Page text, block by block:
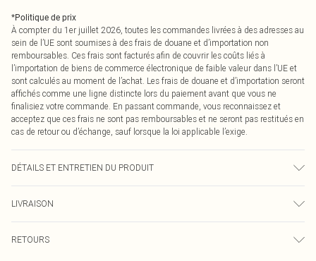
*Politique de prix
À compter du 1er juillet 2026, toutes les commandes livrées à des adresses au
sein de l’UE sont soumises à des frais de douane et d’importation non
remboursables. Ces frais sont facturés afin de couvrir les coûts liés à
l’importation de biens de commerce électronique de faible valeur dans l’UE et
sont calculés au moment de l’achat. Les frais de douane et d’importation seront
affichés comme une ligne distincte lors du paiement avant que vous ne
finalisiez votre commande. En passant commande, vous reconnaissez et
acceptez que ces frais ne sont pas remboursables et ne seront pas restitués en
cas de retour ou d’échange, sauf lorsque la loi applicable l’exige.
DÉTAILS ET ENTRETIEN DU PRODUIT
couleur peut déteindre.
LIVRAISON
RETOURS